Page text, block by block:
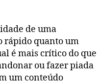
de uma
rápido quanto um
é mais crítico do que
ou fazer piada
um conteúdo